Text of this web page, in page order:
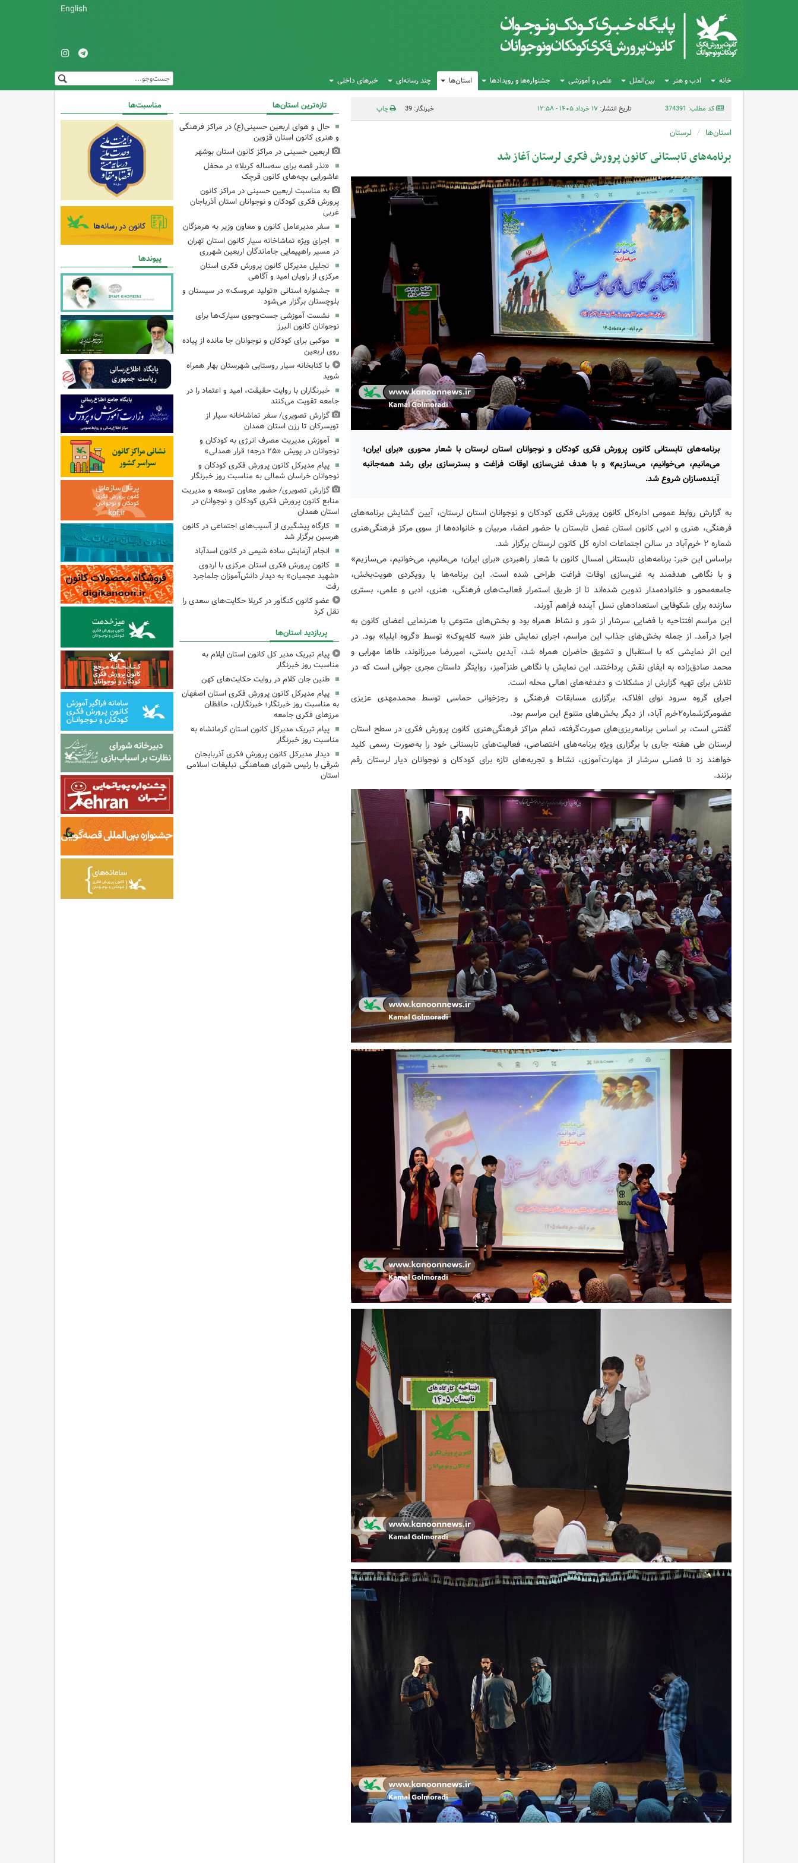
English
خانه ادب و هنر بین‌الملل علمی و آموزشی جشنواره‌ها و رویدادها استان‌ها چند رسانه‌ای خبرهای داخلی
کد مطلب: 374391 تاریخ انتشار:۱۷ خرداد ۱۴۰۵ - ۱۲:۵۸ خبرنگار: 39 چاپ
استان‌ها لرستان
برنامه‌های تابستانی کانون پرورش فکری لرستان آغاز شد
برنامه‌های تابستانی کانون پرورش فکری کودکان و نوجوانان استان لرستان با شعار محوری «برای ایران؛
می‌مانیم، می‌خوانیم، می‌سازیم» و با هدف غنی‌سازی اوقات فراغت و بسترسازی برای رشد همه‌جانبه
آینده‌سازان شروع شد.
به گزارش روابط عمومی اداره‌کل کانون پرورش فکری کودکان و نوجوانان استان لرستان، آیین گشایش برنامه‌های
فرهنگی، هنری و ادبی کانون استان غصل تابستان با حضور اعضا، مربیان و خانواده‌ها از سوی مرکز فرهنگی‌هنری
شماره ۲ خرم‌آباد در سالن اجتماعات اداره کل کانون لرستان برگزار شد.
براساس این خبر: برنامه‌های تابستانی امسال کانون با شعار راهبردی «برای ایران؛ می‌مانیم، می‌خوانیم، می‌سازیم»
و با نگاهی هدفمند به غنی‌سازی اوقات فراغت طراحی شده است. این برنامه‌ها با رویکردی هویت‌بخش،
جامعه‌محور و خانواده‌مدار تدوین شده‌اند تا از طریق استمرار فعالیت‌های فرهنگی، هنری، ادبی و علمی، بستری
سازنده برای شکوفایی استعدادهای نسل آینده فراهم آورند.
این مراسم افتتاحیه با فضایی سرشار از شور و نشاط همراه بود و بخش‌های متنوعی با هنرنمایی اعضای کانون به
اجرا درآمد. از جمله بخش‌های جذاب این مراسم، اجرای نمایش طنز «سه کله‌پوک» توسط «گروه ایلیا» بود. در
این اثر نمایشی که با استقبال و تشویق حاضران همراه شد، آیدین باستی، امیررضا میرزانوند، طاها مهرابی و
محمد صادق‌زاده به ایفای نقش پرداختند. این نمایش با نگاهی طنزآمیز، روایتگر داستان مجری جوانی است که در
تلاش برای تهیه گزارش از مشکلات و دغدغه‌های اهالی محله است.
اجرای گروه سرود نوای افلاک، برگزاری مسابقات فرهنگی و رجزخوانی حماسی توسط محمدمهدی عزیزی
عضومرکزشماره۲خرم آباد، از دیگر بخش‌های متنوع این مراسم بود.
گفتنی است، بر اساس برنامه‌ریزی‌های صورت‌گرفته، تمام مراکز فرهنگی‌هنری کانون پرورش فکری در سطح استان
لرستان طی هفته جاری با برگزاری ویژه برنامه‌های اختصاصی، فعالیت‌های تابستانی خود را به‌صورت رسمی کلید
خواهند زد تا فصلی سرشار از مهارت‌آموزی، نشاط و تجربه‌های تازه برای کودکان و نوجوانان دیار لرستان رقم
بزنند.
تازه‌ترین استان‌ها
حال و هوای اربعین حسینی(ع) در مراکز فرهنگی
و هنری کانون استان قزوین
اربعین حسینی در مراکز کانون استان بوشهر
«نذر قصه برای سه‌ساله کربلا» در محفل
عاشورایی بچه‌های کانون قرچک
به مناسبت اربعین حسینی در مراکز کانون
پرورش فکری کودکان و نوجوانان استان آذرباجان
غربی
سفر مدیرعامل کانون و معاون وزیر به هرمزگان
اجرای ویژه تماشاخانه سیار کانون استان تهران
در مسیر راهپیمایی جاماندگان اربعین شهرری
تجلیل مدیرکل کانون پرورش فکری استان
مرکزی از راویان امید و آگاهی
جشنواره استانی «تولید عروسک» در سیستان و
بلوچستان برگزار می‌شود
نشست آموزشی جست‌وجوی سیارک‌ها برای
نوجوانان کانون البرز
موکبی برای کودکان و نوجوانان جا مانده از پیاده
روی اربعین
با کتابخانه سیار روستایی شهرستان بهار همراه
شوید
خبرنگاران با روایت حقیقت، امید و اعتماد را در
جامعه تقویت می‌کنند
گزارش تصویری/ سفر تماشاخانه سیار از
تویسرکان تا رزن استان همدان
آموزش مدیریت مصرف انرژی به کودکان و
نوجوانان در پویش «۲۵ درجه؛ قرار همدلی»
پیام مدیرکل کانون پرورش فکری کودکان و
نوجوانان خراسان شمالی به مناسبت روز خبرنگار
گزارش تصویری/ حضور معاون توسعه و مدیریت
منابع کانون پرورش فکری کودکان و نوجوانان در
استان همدان
کارگاه پیشگیری از آسیب‌های اجتماعی در کانون
هرسین برگزار شد
انجام آزمایش ساده شیمی در کانون اسدآباد
کانون پرورش فکری استان مرکزی با اردوی
«شهید عجمیان» به دیدار دانش‌آموزان جلماجرد
رفت
عضو کانون کنگاور در کربلا حکایت‌های سعدی را
نقل کرد
پربازدید استان‌ها
پیام تبریک مدیر کل کانون استان ایلام به
مناسبت روز خبرنگار
طنین جان کلام در روایت حکایت‌های کهن
پیام مدیرکل کانون پرورش فکری استان اصفهان
به مناسبت روز خبرنگار؛ خبرنگاران، حافظان
مرزهای فکری جامعه
پیام تبریک مدیرکل کانون استان کرمانشاه به
مناسبت روز خبرنگار
دیدار مدیرکل کانون پرورش فکری آذربایجان
شرقی با رئیس شورای هماهنگی تبلیغات اسلامی
استان
مناسبت‌ها
پیوندها